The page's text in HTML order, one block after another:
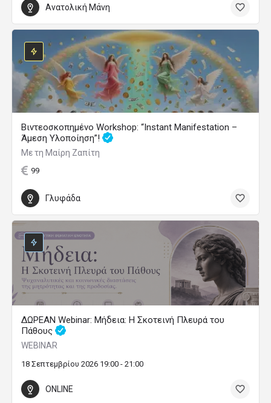
Ανατολική Μάνη
Βιντεοσκοπημένο Workshop: “Instant Manifestation –
Άμεση Υλοποίηση”!
Με τη Μαίρη Ζαπίτη
99
Γλυφάδα
ΔΩΡΕΑΝ Webinar: Μήδεια: Η Σκοτεινή Πλευρά του
Πάθους
WEBINAR
18 Σεπτεμβρίου 2026 19:00 - 21:00
ONLINE